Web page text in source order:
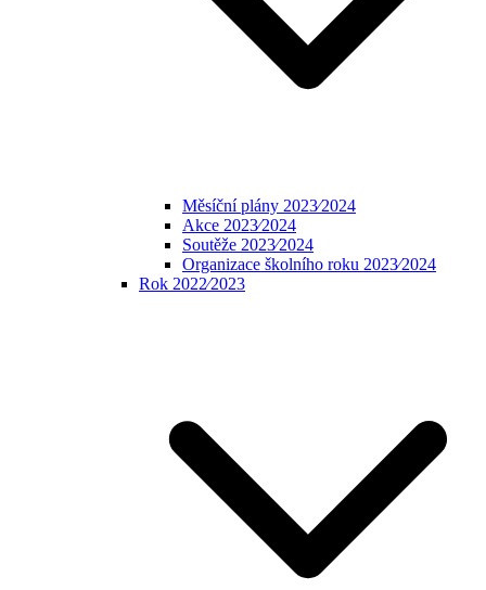
Měsíční plány 2023⁄2024
Akce 2023⁄2024
Soutěže 2023⁄2024
Organizace školního roku 2023⁄2024
Rok 2022⁄2023